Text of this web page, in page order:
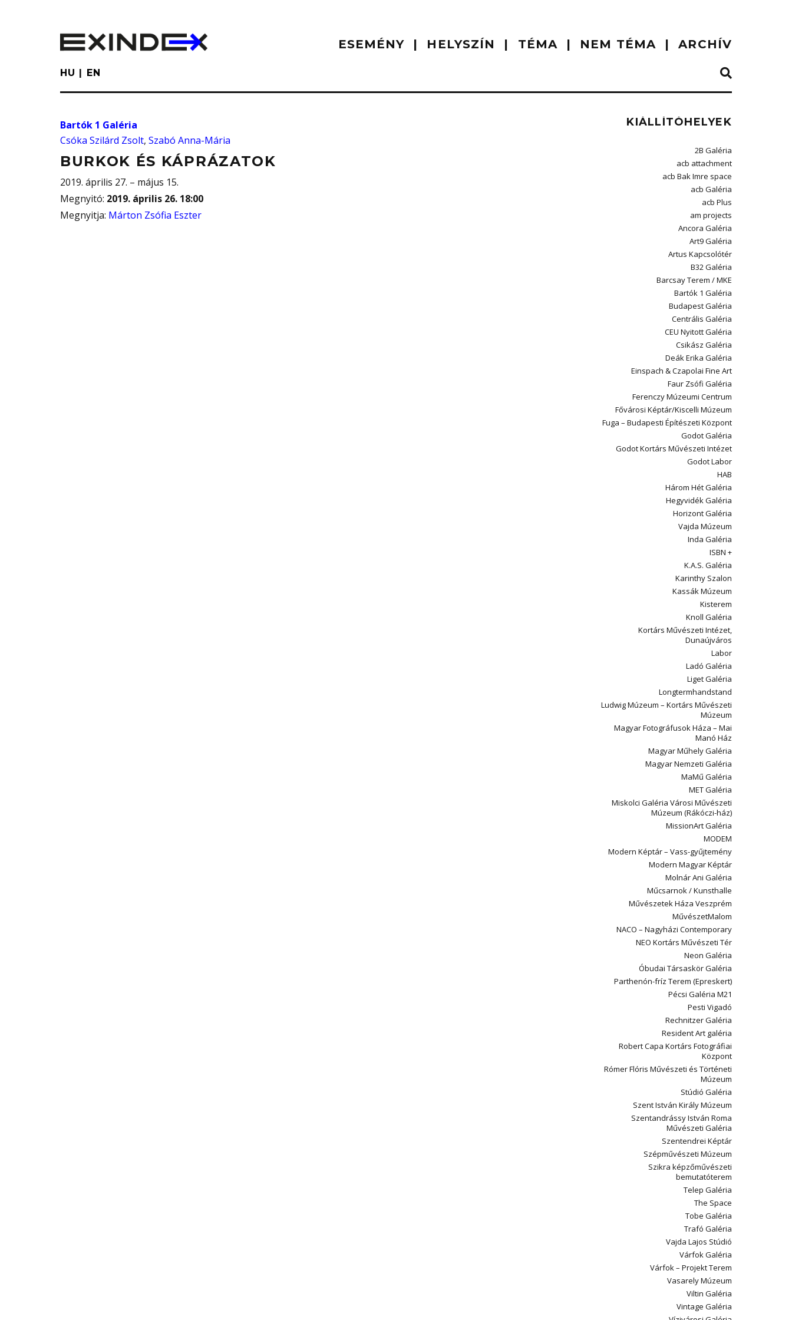
ESEMÉNY HELYSZÍN TÉMA NEM TÉMA ARCHÍV
HU EN
Bartók 1 Galéria
Csóka Szilárd Zsolt, Szabó Anna-Mária
BURKOK ÉS KÁPRÁZATOK
2019. április 27. – május 15.
Megnyitó: 2019. április 26. 18:00
Megnyitja: Márton Zsófia Eszter
KIÁLLÍTÓHELYEK
2B Galéria
acb attachment
acb Bak Imre space
acb Galéria
acb Plus
am projects
Ancora Galéria
Art9 Galéria
Artus Kapcsolótér
B32 Galéria
Barcsay Terem / MKE
Bartók 1 Galéria
Budapest Galéria
Centrális Galéria
CEU Nyitott Galéria
Csikász Galéria
Deák Erika Galéria
Einspach & Czapolai Fine Art
Faur Zsófi Galéria
Ferenczy Múzeumi Centrum
Fővárosi Képtár/Kiscelli Múzeum
Fuga – Budapesti Építészeti Központ
Godot Galéria
Godot Kortárs Művészeti Intézet
Godot Labor
HAB
Három Hét Galéria
Hegyvidék Galéria
Horizont Galéria
Vajda Múzeum
Inda Galéria
ISBN +
K.A.S. Galéria
Karinthy Szalon
Kassák Múzeum
Kisterem
Knoll Galéria
Kortárs Művészeti Intézet,
Dunaújváros
Labor
Ladó Galéria
Liget Galéria
Longtermhandstand
Ludwig Múzeum – Kortárs Művészeti
Múzeum
Magyar Fotográfusok Háza – Mai
Manó Ház
Magyar Műhely Galéria
Magyar Nemzeti Galéria
MaMű Galéria
MET Galéria
Miskolci Galéria Városi Művészeti
Múzeum (Rákóczi-ház)
MissionArt Galéria
MODEM
Modern Képtár – Vass-gyűjtemény
Modern Magyar Képtár
Molnár Ani Galéria
Műcsarnok / Kunsthalle
Művészetek Háza Veszprém
MűvészetMalom
NACO – Nagyházi Contemporary
NEO Kortárs Művészeti Tér
Neon Galéria
Óbudai Társaskör Galéria
Parthenón-fríz Terem (Epreskert)
Pécsi Galéria M21
Pesti Vigadó
Rechnitzer Galéria
Resident Art galéria
Robert Capa Kortárs Fotográfiai
Központ
Rómer Flóris Művészeti és Történeti
Múzeum
Stúdió Galéria
Szent István Király Múzeum
Szentandrássy István Roma
Művészeti Galéria
Szentendrei Képtár
Szépművészeti Múzeum
Szikra képzőművészeti
bemutatóterem
Telep Galéria
The Space
Tobe Galéria
Trafó Galéria
Vajda Lajos Stúdió
Várfok Galéria
Várfok – Projekt Terem
Vasarely Múzeum
Viltin Galéria
Vintage Galéria